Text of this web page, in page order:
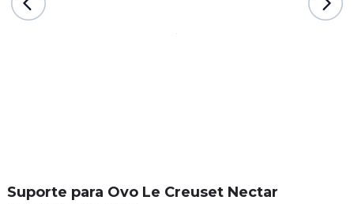
Suporte para Ovo Le Creuset Nectar